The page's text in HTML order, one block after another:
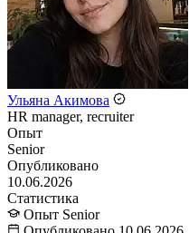
Ульяна Акимова
HR manager, recruiter
Опыт
Senior
Опубликовано
10.06.2026
Статистика
Опыт Senior